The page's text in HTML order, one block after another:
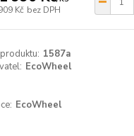
Kč bez DPH
1587a
EcoWheel
EcoWheel